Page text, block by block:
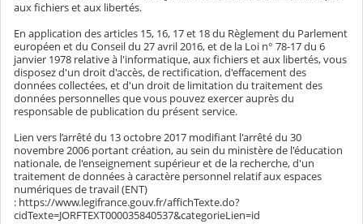
aux fichiers et aux libertés.
En application des articles 15, 16, 17 et 18 du Règlement du Parlement
européen et du Conseil du 27 avril 2016, et de la Loi n° 78-17 du 6
janvier 1978 relative à l'informatique, aux fichiers et aux libertés, vous
disposez d'un droit d'accès, de rectification, d'effacement des
données collectées, et d'un droit de limitation du traitement des
données personnelles que vous pouvez exercer auprès du
responsable de publication du présent service.
Lien vers l’arrêté du 13 octobre 2017 modifiant l'arrêté du 30
novembre 2006 portant création, au sein du ministère de l'éducation
nationale, de l'enseignement supérieur et de la recherche, d'un
traitement de données à caractère personnel relatif aux espaces
numériques de travail (ENT)
: https://www.legifrance.gouv.fr/affichTexte.do?
cidTexte=JORFTEXT000035840537&categorieLien=id